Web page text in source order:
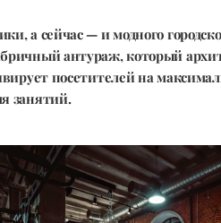
а сейчас — и модного
антураж, который
посетителей на
занятий.